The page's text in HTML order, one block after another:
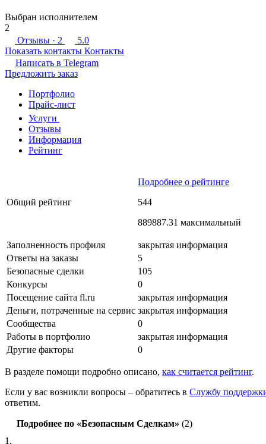
Выбран исполнителем
2
Отзывы · 2
5.0
Показать контакты Контакты
Написать в Telegram
Предложить заказ
Портфолио
Прайс-лист
Услуги
Отзывы
Информация
Рейтинг
Общий рейтинг
Подробнее о рейтинге
544
889887.31 максимальный
Заполненность профиля
закрытая информация
Ответы на заказы
5
Безопасные сделки
105
Конкурсы
0
Посещение сайта fl.ru
закрытая информация
Деньги, потраченные на сервис закрытая информация
Сообщества
0
Работы в портфолио
закрытая информация
Другие факторы
0
В разделе помощи подробно описано, как считается рейтинг.
Если у вас возникли вопросы – обратитесь в Службу
ответим.
Подробнее по «Безопасным Сделкам» (2)
1.